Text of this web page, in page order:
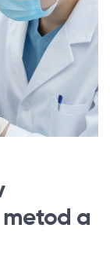
metod a